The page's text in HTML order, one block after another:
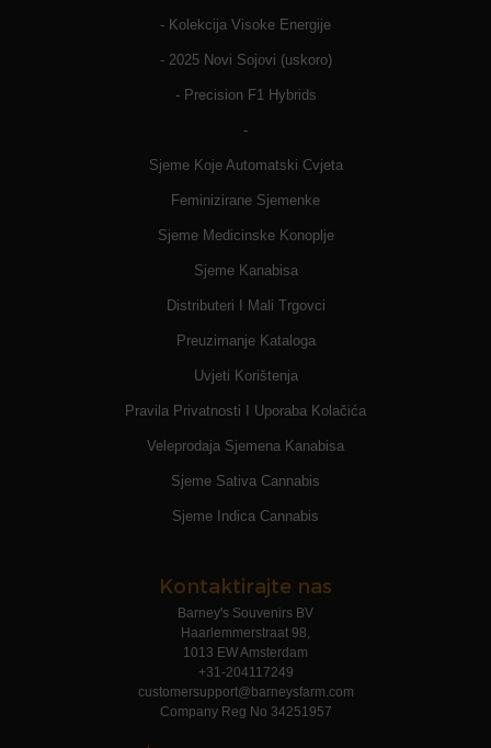
- Kolekcija Visoke Energije
- 2025 Novi Sojovi (uskoro)
- Precision F1 Hybrids
-
Sjeme Koje Automatski Cvjeta
Feminizirane Sjemenke
Sjeme Medicinske Konoplje
Sjeme Kanabisa
Distributeri I Mali Trgovci
Preuzimanje Kataloga
Uvjeti Korištenja
Pravila Privatnosti I Uporaba Kolačića
Veleprodaja Sjemena Kanabisa
Sjeme Sativa Cannabis
Sjeme Indica Cannabis
Kontaktirajte nas
Barney's Souvenirs BV
Haarlemmerstraat 98,
1013 EW Amsterdam
+31-204117249
customersupport@barneysfarm.com
Company Reg No 34251957